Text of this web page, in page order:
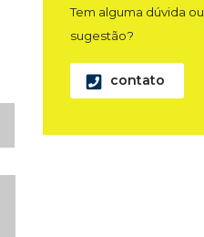
Tem alguma dúvida ou
sugestão?
contato